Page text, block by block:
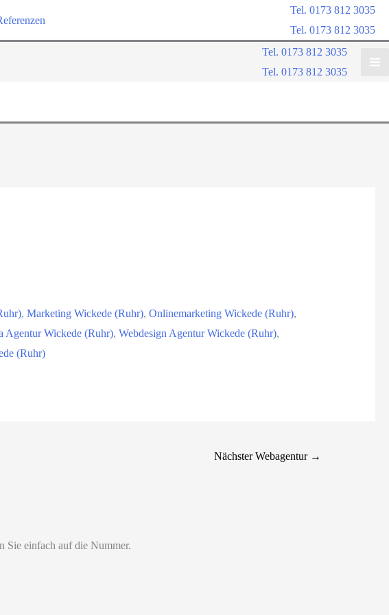
Tel. 0173 812 3035
Tel. 0173 812 3035
Tel. 0173 812 3035
Tel. 0173 812 3035
, Marketing Wickede (Ruhr), Onlinemarketing Wickede (Ruhr),
Agentur Wickede (Ruhr), Webdesign Agentur Wickede (Ruhr),
(Ruhr)
Nächster Webagentur →
Sie einfach auf die Nummer.